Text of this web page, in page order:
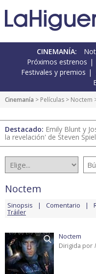
CINEMANÍA:
Próximos estrenos
Festivales y premios
Cinemanía > Películas > Noctem
Destacado: Emily Blunt y
la revelación' de Steven
Noctem
Sinopsis Comentario
Tráiler
Noctem
Dirigida por